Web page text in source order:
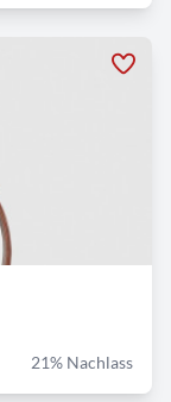
21% Nachlass